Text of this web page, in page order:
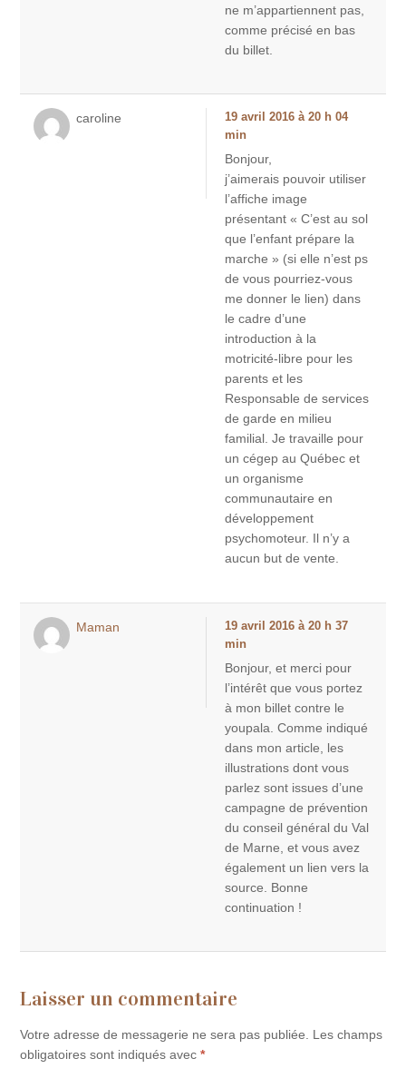
ne m’appartiennent pas,
comme précisé en bas
du billet.
caroline
19 avril 2016 à 20 h 04
min
Bonjour,
j’aimerais pouvoir utiliser
l’affiche image
présentant « C’est au sol
que l’enfant prépare la
marche » (si elle n’est ps
de vous pourriez-vous
me donner le lien) dans
le cadre d’une
introduction à la
motricité-libre pour les
parents et les
Responsable de services
de garde en milieu
familial. Je travaille pour
un cégep au Québec et
un organisme
communautaire en
développement
psychomoteur. Il n’y a
aucun but de vente.
Maman
19 avril 2016 à 20 h 37
min
Bonjour, et merci pour
l’intérêt que vous portez
à mon billet contre le
youpala. Comme indiqué
dans mon article, les
illustrations dont vous
parlez sont issues d’une
campagne de prévention
du conseil général du Val
de Marne, et vous avez
également un lien vers la
source. Bonne
continuation !
Laisser un commentaire
Votre adresse de messagerie ne sera pas publiée.
Les champs
obligatoires sont indiqués avec*